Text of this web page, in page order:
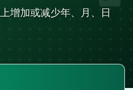
增加或减少年、月、日